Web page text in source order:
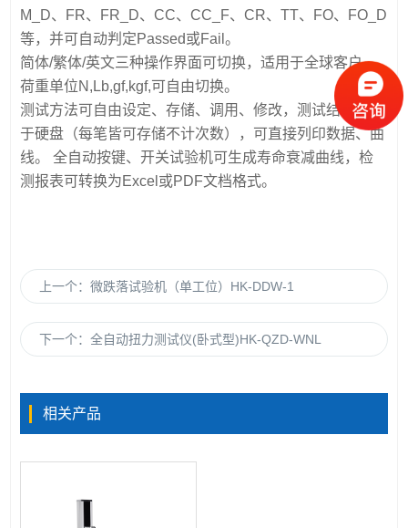
M_D、FR、FR_D、CC、CC_F、CR、TT、FO、FO_D
等，并可自动判定Passed或Fail。
简体/繁体/英文三种操作界面可切换，适用于全球客户，
荷重单位N,Lb,gf,kgf,可自由切换。
测试方法可自由设定、存储、调用、修改，测试结果存储
于硬盘（每笔皆可存储不计次数），可直接列印数据、曲
线。 全自动按键、开关试验机可生成寿命衰减曲线，检
测报表可转换为Excel或PDF文档格式。
上一个：微跌落试验机（单工位）HK-DDW-1
下一个：全自动扭力测试仪(卧式型)HK-QZD-WNL
相关产品